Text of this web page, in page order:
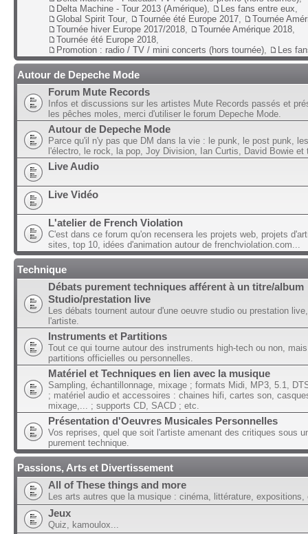
Delta Machine - Tour 2013 (Amérique)
Les fans entre eux
Global Spirit Tour
Tournée été Europe 2017
Tournée
Tournée hiver Europe 2017/2018
Tournée Amérique 2018
Tournée été Europe 2018
Promotion : radio / TV / mini concerts (hors tournée)
Les
Autour de Depeche Mode
Forum Mute Records
Infos et discussions sur les artistes Mute Records passés et
les pêches moles, merci d'utiliser le forum Depeche Mode.
Autour de Depeche Mode
Parce qu'il n'y pas que DM dans la vie : le punk, le post punk,
l'électro, le rock, la pop, Joy Division, Ian Curtis, David Bowie et
Live Audio
Live Vidéo
L'atelier de French Violation
C'est dans ce forum qu'on recensera les projets web, projets
sites, top 10, idées d'animation autour de frenchviolation.com...
Technique
Débats purement techniques afférent à un titre/album
Studio/prestation live
Les débats tournent autour d'une oeuvre studio ou prestation
l'artiste.
Instruments et Partitions
Tout ce qui tourne autour des instruments high-tech ou non,
partitions officielles ou personnelles.
Matériel et Techniques en lien avec la musique
Sampling, échantillonnage, mixage ; formats Midi, MP3, 5.1,
; matériel audio et accessoires : chaines hifi, cartes son,
mixage,... ; supports CD, SACD ; etc.
Présentation d'Oeuvres Musicales Personnelles
Vos reprises, quel que soit l'artiste amenant des critiques sous
purement technique.
Passions, Arts et Divertissement
All of These things and more
Les arts autres que la musique : cinéma, littérature, expositions,
Jeux
Quiz, kamoulox...